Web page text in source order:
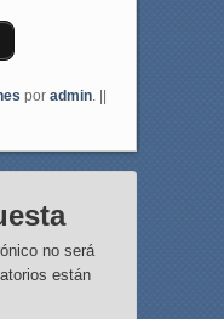
por admin. ||
no será
están